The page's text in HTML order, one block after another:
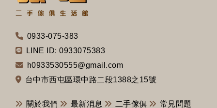
0933-075-383
LINE ID: 0933075383
h0933530555@gmail.com
台中市西屯區環中路二段1388之15號
關於我們 最新消息 二手傢俱 常見問題